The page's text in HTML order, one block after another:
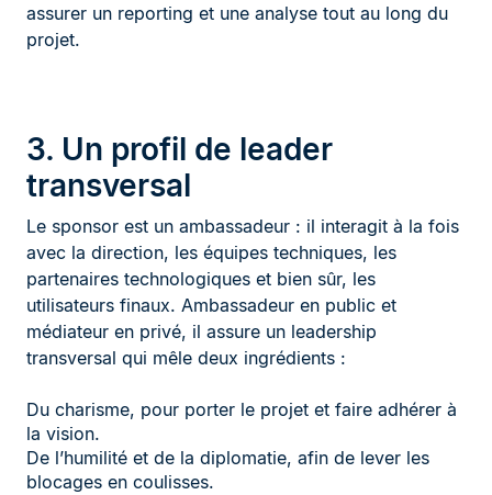
assurer un reporting et une analyse tout au long du
projet.
3. Un profil de leader
transversal
Le sponsor est un ambassadeur : il interagit à la fois
avec la direction, les équipes techniques, les
partenaires technologiques et bien sûr, les
utilisateurs finaux. Ambassadeur en public et
médiateur en privé, il assure un leadership
transversal qui mêle deux ingrédients :
Du charisme, pour porter le projet et faire adhérer à
la vision.
De l’humilité et de la diplomatie, afin de lever les
blocages en coulisses.